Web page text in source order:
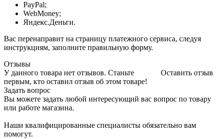
PayPal;
WebMoney;
Яндекс.Деньги.
Вас перенаправит на страницу платежного сервиса, следуя
инструкциям, заполните правильную форму.
Отзывы
Оставить отзыв
У данного товара нет отзывов. Станьте
первым, кто оставил отзыв об этом товаре!
Задать вопрос
Вы можете задать любой интересующий вас вопрос по товару
или работе магазина.
Наши квалифицированные специалисты обязательно вам
помогут.